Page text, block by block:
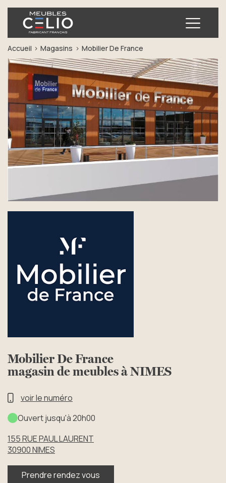
Accueil Magasins Mobilier De France
Mobilier De France
magasin de meubles à NIMES
voir le numéro
Ouvert jusqu'à 20h00
155 RUE PAUL LAURENT
30900NIMES
Prendre rendez vous